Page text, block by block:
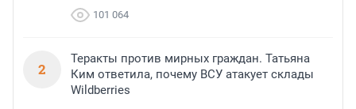
101 064
2
Теракты против мирных граждан. Татьяна
Ким ответила, почему ВСУ атакует склады
Wildberries